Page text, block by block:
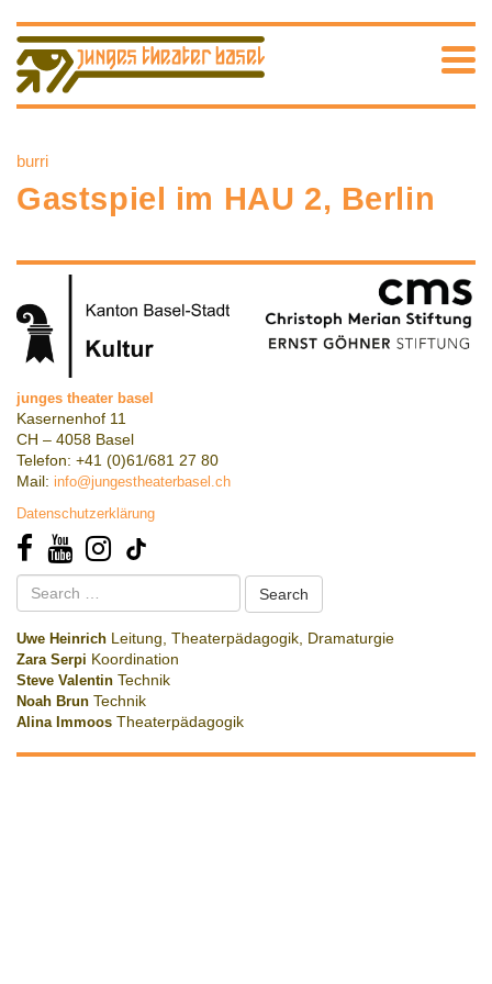
burri
Gastspiel im HAU 2, Berlin
junges theater basel
Kasernenhof 11
CH – 4058 Basel
Telefon: +41 (0)61/681 27 80
Mail: info@jungestheaterbasel.ch
Datenschutzerklärung
Search
for:
Uwe Heinrich Leitung, Theaterpädagogik, Dramaturgie
Zara Serpi Koordination
Steve Valentin Technik
Noah Brun Technik
Alina Immoos Theaterpädagogik